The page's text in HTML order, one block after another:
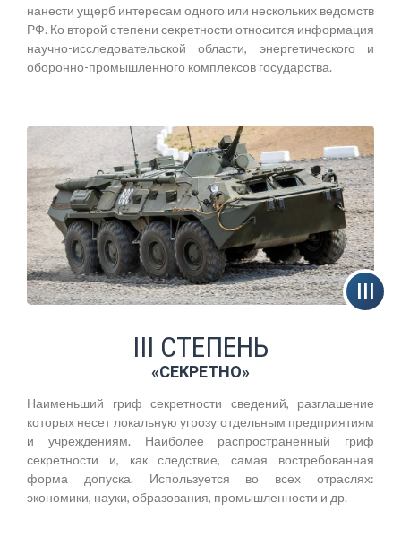
нанести ущерб интересам одного или нескольких ведомств
РФ. Ко второй степени секретности относится информация
научно-исследовательской области, энергетического и
оборонно-промышленного комплексов государства.
III СТЕПЕНЬ
«СЕКРЕТНО»
Наименьший гриф секретности сведений, разглашение
которых несет локальную угрозу отдельным предприятиям
и учреждениям. Наиболее распространенный гриф
секретности и, как следствие, самая востребованная
форма допуска. Используется во всех отраслях:
экономики, науки, образования, промышленности и др.